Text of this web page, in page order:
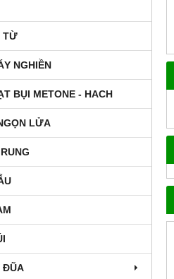
TỪ
NGHIỀN
BỤI METONE - HACH
LỬA
ĐŨA